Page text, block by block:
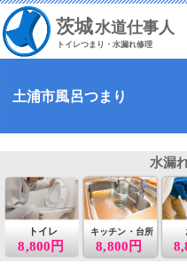
茨城水道仕事人
トイレつまり・水漏れ修理
土浦市風呂つまり
8,800円
トイレ
8,800円
キッチン・台所
水漏